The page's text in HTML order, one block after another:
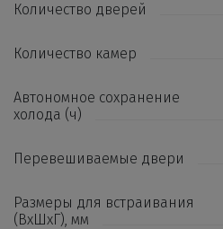
Количество дверей
Количество камер
Автономное сохранение
холода (ч)
Перевешиваемые двери
Размеры для встраивания
(ВхШхГ), мм